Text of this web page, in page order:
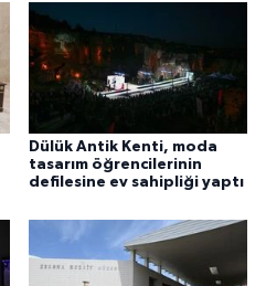
Dülük Antik Kenti, moda
tasarım öğrencilerinin
defilesine ev sahipliği yaptı